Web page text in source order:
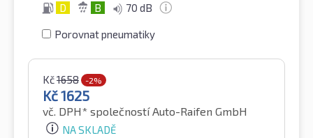
D B 70 dB
Porovnat pneumatiky
Kč1658 -2%
Kč1625
vč. DPH* společností Auto-Raifen GmbH
NA SKLADĚ